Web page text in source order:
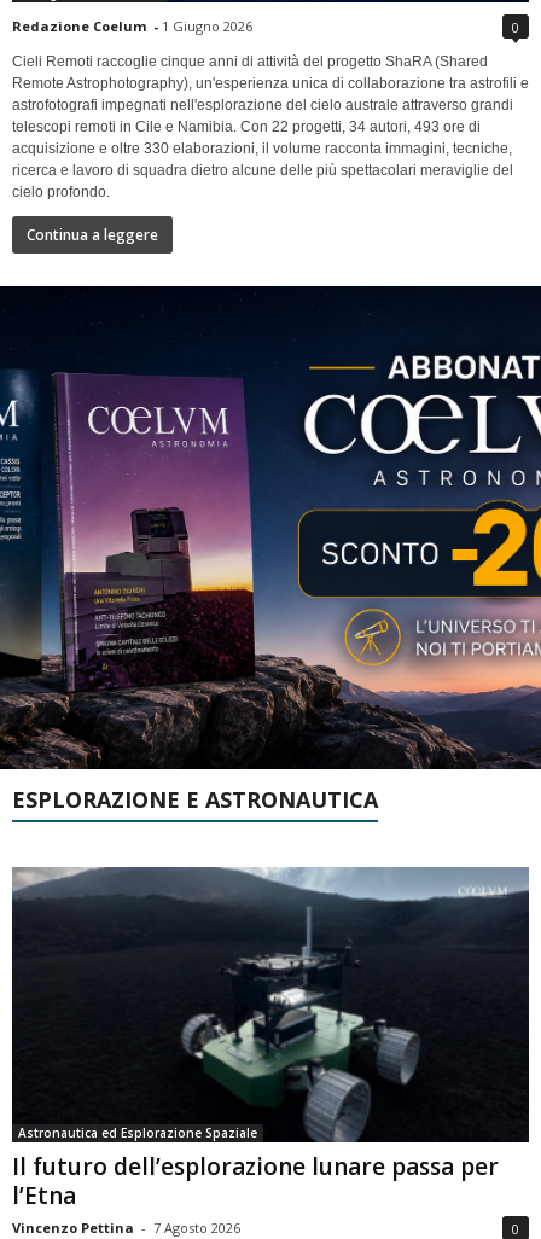
Redazione Coelum - 1 Giugno 2026 0
Cieli Remoti raccoglie cinque anni di attività del progetto ShaRA (Shared
Remote Astrophotography), un'esperienza unica di collaborazione tra astrofili e
astrofotografi impegnati nell'esplorazione del cielo australe attraverso grandi
telescopi remoti in Cile e Namibia. Con 22 progetti, 34 autori, 493 ore di
acquisizione e oltre 330 elaborazioni, il volume racconta immagini, tecniche,
ricerca e lavoro di squadra dietro alcune delle più spettacolari meraviglie del
cielo profondo.
Continua a leggere
ESPLORAZIONE E ASTRONAUTICA
Astronautica ed Esplorazione Spaziale
Il futuro dell’esplorazione lunare passa per
l’Etna
Vincenzo Pettina - 7 Agosto 2026 0